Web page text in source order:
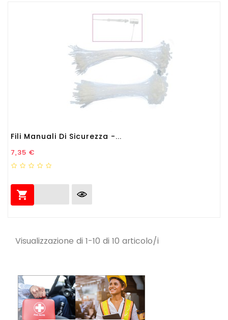
Fili Manuali Di Sicurezza -...
Prezzo
7,35 €

Visualizzazione di 1-10 di 10 articolo/i